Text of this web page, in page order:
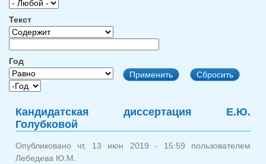
Текст
Год
Год
Год
Кандидатская диссертация Е.Ю.
Голубковой
Опубликовано чт, 13 июн 2019 - 15:59 пользователем
Лебедева Ю.М.